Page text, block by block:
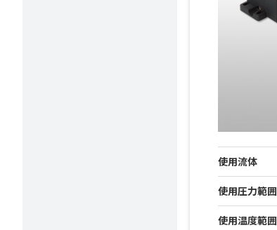
使用流体
使用圧力範囲
使用温度範囲